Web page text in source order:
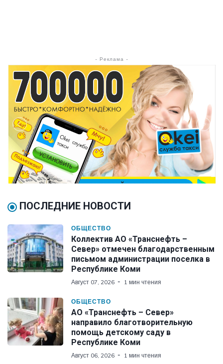
- Реклама -
ПОСЛЕДНИЕ НОВОСТИ
ОБЩЕСТВО
Коллектив АО «Транснефть –
Север» отмечен благодарственным
письмом администрации поселка в
Республике Коми
Август 07, 2026 1 мин чтения
ОБЩЕСТВО
АО «Транснефть – Север»
направило благотворительную
помощь детскому саду в
Республике Коми
Август 06, 2026 1 мин чтения